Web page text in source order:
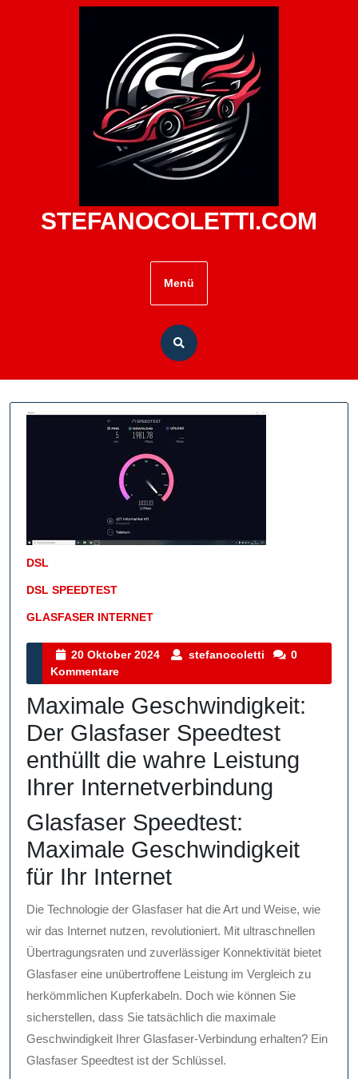
STEFANOCOLETTI.COM
Menü
DSL
DSL SPEEDTEST
GLASFASER INTERNET
Kategorie
20 Oktober 2024
20
2024
stefanocoletti stefanocoletti
0
Kommentare
Maximale Geschwindigkeit:
Der Glasfaser Speedtest
enthüllt die wahre Leistung
Ihrer Internetverbindung
Glasfaser Speedtest:
Maximale Geschwindigkeit
für Ihr Internet
Die Technologie der Glasfaser hat die Art und Weise, wie
wir das Internet nutzen, revolutioniert. Mit ultraschnellen
Übertragungsraten und zuverlässiger Konnektivität bietet
Glasfaser eine unübertroffene Leistung im Vergleich zu
herkömmlichen Kupferkabeln. Doch wie können Sie
sicherstellen, dass Sie tatsächlich die maximale
Geschwindigkeit Ihrer Glasfaser-Verbindung erhalten? Ein
Glasfaser Speedtest ist der Schlüssel.